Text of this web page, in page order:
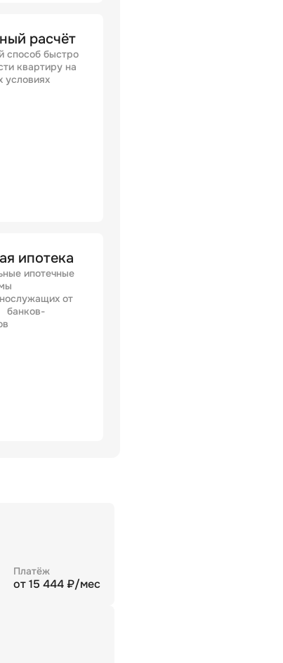
расчёт
способ быстро
квартиру на
условиях
ипотека
ипотечные
от
банков-
Платёж
от15 444₽/мес